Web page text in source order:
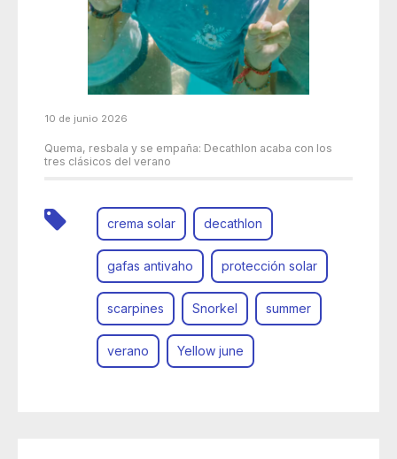
10 de junio 2026
Quema, resbala y se empaña: Decathlon acaba con los
tres clásicos del verano
crema solar decathlon
gafas antivaho protección solar
scarpines Snorkel summer
verano Yellow june